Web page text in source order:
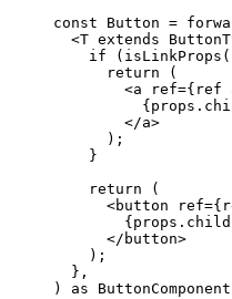
const Button =
<T extends
if
      return (
<a ref={ref
        </a>
      );
    }
    return (
<button
      </button>
    );
  },
) as